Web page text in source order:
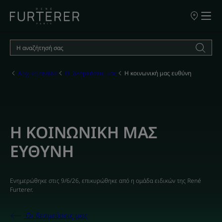
ΣΗΜΕΙΑ
ΜΑΣ
Αρχική σελίδα Οι δεσμεύσεις μας Η κοινωνική μας ευθύνη
Η ΚΟΙΝΩΝΙΚΗ ΜΑΣ
ΕΥΘΥΝΗ
Ενημερώθηκε στις 9/6/26, επικυρώθηκε από η ομάδα ειδικών της René
Furterer.
Οι δεσμεύσεις μας